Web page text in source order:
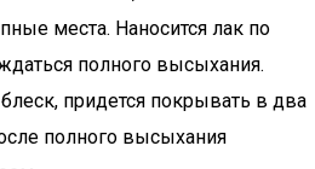
места. Наносится лак по
полного высыхания.
придется покрывать в два
полного высыхания